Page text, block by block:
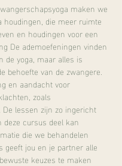
maken we
houdingen, die meer ruimte
en houdingen voor een
De ademoefeningen vinden
de yoga, maar alles is
behoefte van de zwangere.
en aandacht voor
zoals
lessen zijn zo ingericht
deze cursus deel kan
die we behandelen
geeft jou en je partner alle
keuzes te maken